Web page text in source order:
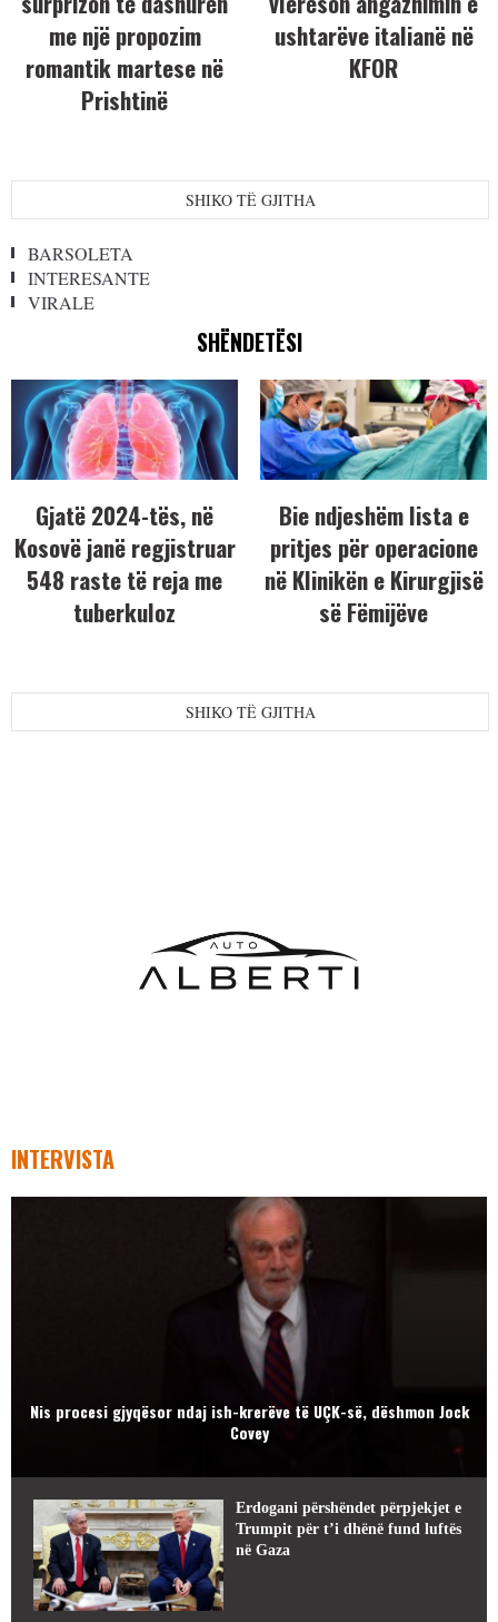
me një propozim
romantik martese në
Prishtinë
ushtarëve italianë në
KFOR
SHIKO TË GJITHA
BARSOLETA
INTERESANTE
VIRALE
SHËNDETËSI
Gjatë 2024-tës, në
Kosovë janë regjistruar
548 raste të reja me
tuberkuloz
Bie ndjeshëm lista e
pritjes për operacione
në Klinikën e Kirurgjisë
së Fëmijëve
SHIKO TË GJITHA
INTERVISTA
Nis procesi gjyqësor ndaj ish-krerëve të UÇK-së, dëshmon Jock
Covey
Erdogani përshëndet përpjekjet e
Trumpit për t’i dhënë fund luftës
në Gaza